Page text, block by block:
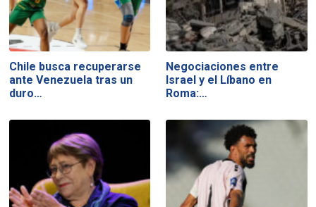
Chile busca recuperarse
ante Venezuela tras un
duro…
Negociaciones entre
Israel y el Líbano en
Roma:…